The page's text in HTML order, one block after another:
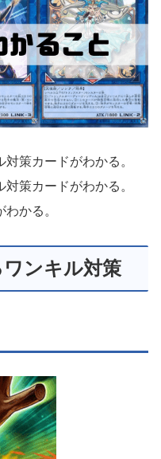
策カードがわかる。
策カードがわかる。
かる。
ンキル対策